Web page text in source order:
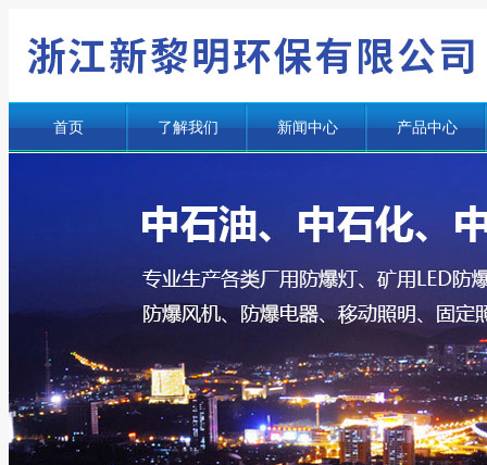
首页 了解我们 新闻中心 产品中心